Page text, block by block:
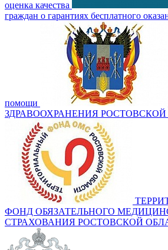
оценка качества
граждан о гарантиях бесплатного
помощи
ЗДРАВООХРАНЕНИЯ
ФОНД ОБЯЗАТЕЛЬНОГО
СТРАХОВАНИЯ РОСТОВСКОЙ